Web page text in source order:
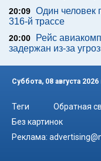
20:09 Один человек
316-й трассе
20:00
Рейс
задержан из-за
Суббота, 08 августа 2026
Теги Обратная
Без картинок
Реклама: